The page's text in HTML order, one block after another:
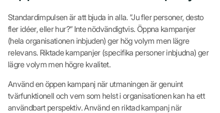
Standardimpulsen är att bjuda in alla. ”Ju fler personer, desto
fler idéer, eller hur?” Inte nödvändigtvis. Öppna kampanjer
(hela organisationen inbjuden) ger hög volym men lägre
relevans. Riktade kampanjer (specifika personer inbjudna) ger
lägre volym men högre kvalitet.
Använd en öppen kampanj när utmaningen är genuint
tvärfunktionell och vem som helst i organisationen kan ha ett
användbart perspektiv. Använd en riktad kampanj när